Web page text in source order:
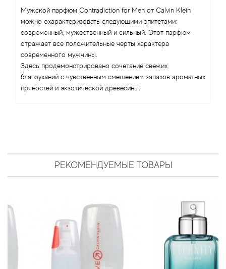
Мужской парфюм Contradiction for Men от Calvin Klein
можно охарактеризовать следующими эпитетами:
современный, мужественный и сильный. Этот парфюм
отражает все положительные черты характера
современного мужчины.
Здесь продемонстрировано сочетание свежих
благоуханий с чувственным смешением запахов ароматных
пряностей и экзотической древесины.
РЕКОМЕНДУЕМЫЕ ТОВАРЫ
Antonio Puig
Antonio Visconti
Aquolina
Ariana Grande
Armand Basi